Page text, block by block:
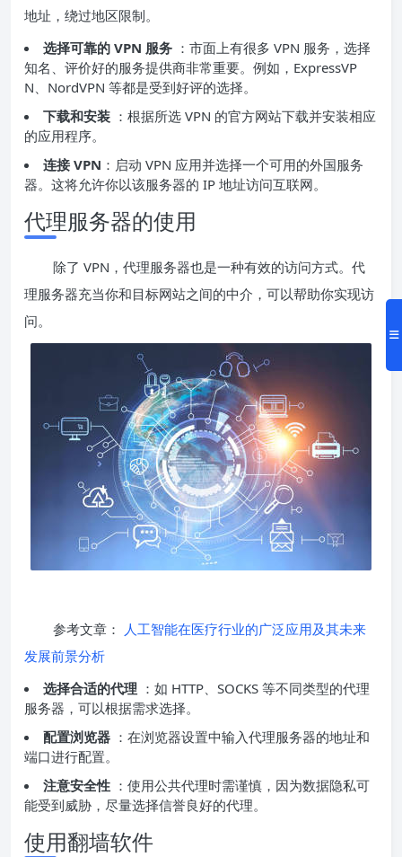
地址，绕过地区限制。
选择可靠的 VPN 服务 ：市面上有很多 VPN 服务，选择
知名、评价好的服务提供商非常重要。例如，ExpressVP
N、NordVPN 等都是受到好评的选择。
下载和安装 ：根据所选 VPN 的官方网站下载并安装相应
的应用程序。
连接 VPN ：启动 VPN 应用并选择一个可用的外国服务
器。这将允许你以该服务器的 IP 地址访问互联网。
代理服务器的使用
除了 VPN，代理服务器也是一种有效的访问方式。代
理服务器充当你和目标网站之间的中介，可以帮助你实现访
问。
参考文章：
人工智能在医疗行业的广泛应用及其未来
发展前景分析
选择合适的代理 ：如 HTTP、SOCKS 等不同类型的代理
服务器，可以根据需求选择。
配置浏览器 ：在浏览器设置中输入代理服务器的地址和
端口进行配置。
注意安全性 ：使用公共代理时需谨慎，因为数据隐私可
能受到威胁，尽量选择信誉良好的代理。
使用翻墙软件